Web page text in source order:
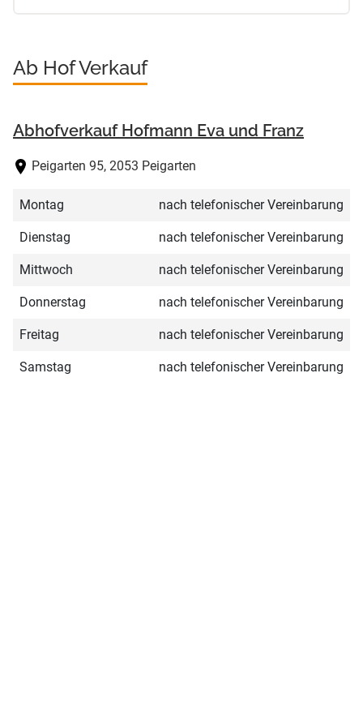
Ab Hof Verkauf
Abhofverkauf Hofmann Eva und Franz
Peigarten 95, 2053 Peigarten
Montag nach telefonischer Vereinbarung
Dienstag nach telefonischer Vereinbarung
Mittwoch nach telefonischer Vereinbarung
Donnerstag nach telefonischer Vereinbarung
Freitag nach telefonischer Vereinbarung
Samstag nach telefonischer Vereinbarung